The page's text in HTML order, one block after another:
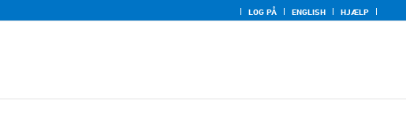
LOG PÅ ENGLISH HJÆLP